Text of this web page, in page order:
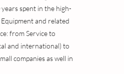
spent in the high-
and related
from Service to
and international) to
companies as well in